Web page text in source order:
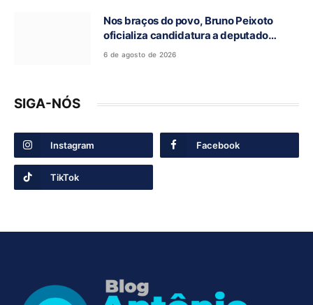
Nos braços do povo, Bruno Peixoto
oficializa candidatura a deputado
federal em convenção do União Brasil
6 de agosto de 2026
SIGA-NÓS
Instagram Facebook
TikTok